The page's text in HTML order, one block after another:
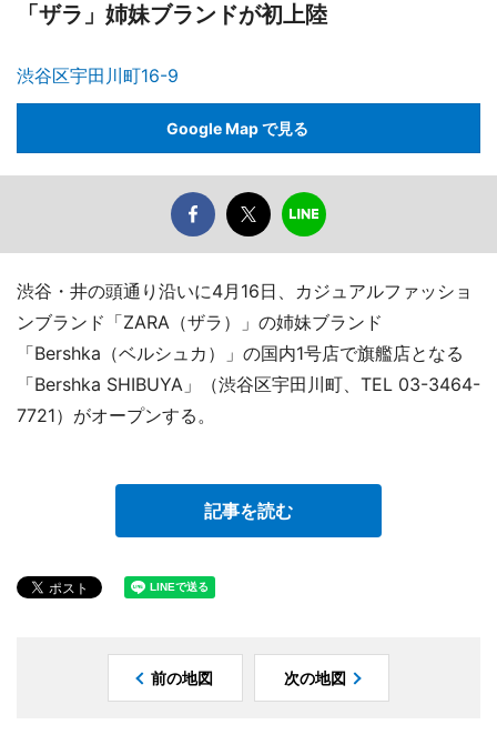
「ザラ」姉妹ブランドが初上陸
渋谷区宇田川町16-9
Google Map で見る
渋谷・井の頭通り沿いに4月16日、カジュアルファッショ
ンブランド「ZARA（ザラ）」の姉妹ブランド
「Bershka（ベルシュカ）」の国内1号店で旗艦店となる
「Bershka SHIBUYA」（渋谷区宇田川町、TEL 03-3464-
7721）がオープンする。
記事を読む
前の地図 次の地図